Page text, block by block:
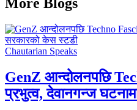
More Blogs
Chautarian Speaks
GenZ आन्दोलनपछि
प्रभुत्व, देवानगन्ज